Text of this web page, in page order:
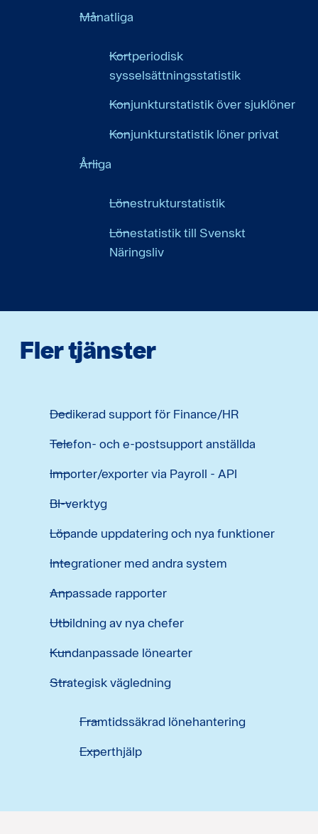
Månatliga
Kortperiodisk
sysselsättningsstatistik
Konjunkturstatistik över sjuklöner
Konjunkturstatistik löner privat
Årliga
Lönestrukturstatistik
Lönestatistik till Svenskt
Näringsliv
Fler tjänster
Dedikerad support för Finance/HR
Telefon- och e-postsupport anställda
Importer/exporter via Payroll - API
BI-verktyg
Löpande uppdatering och nya funktioner
Integrationer med andra system
Anpassade rapporter
Utbildning av nya chefer
Kundanpassade lönearter
Strategisk vägledning
Framtidssäkrad lönehantering
Experthjälp